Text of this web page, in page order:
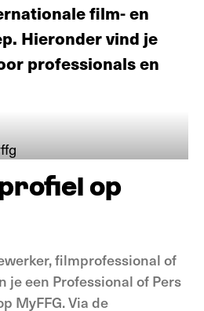
film- en
Hieronder vind je
professionals en
op
filmprofessional of
je een Professional of Pers
MyFFG. Via de